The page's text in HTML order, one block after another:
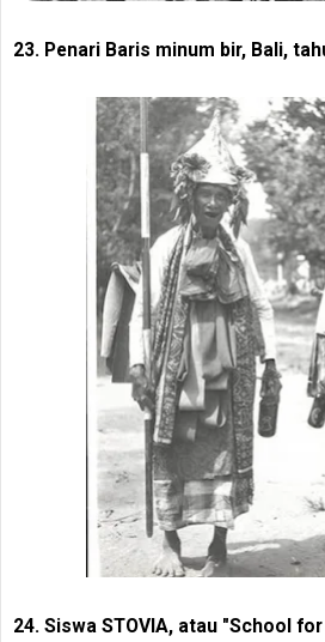
23. Penari Baris minum bir, Bali,
24. Siswa STOVIA, atau "School